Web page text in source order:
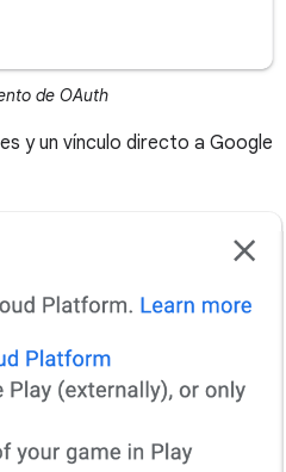
de OAuth
y un vínculo directo a Google